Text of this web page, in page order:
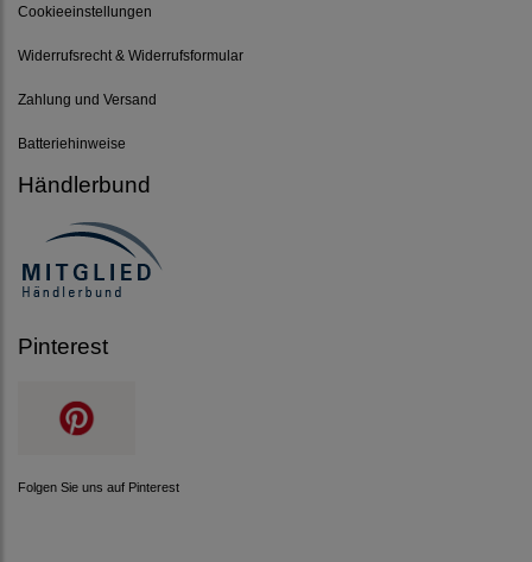
Cookieeinstellungen
Widerrufsrecht & Widerrufsformular
Zahlung und Versand
Batteriehinweise
Händlerbund
Pinterest
Folgen Sie uns auf Pinterest